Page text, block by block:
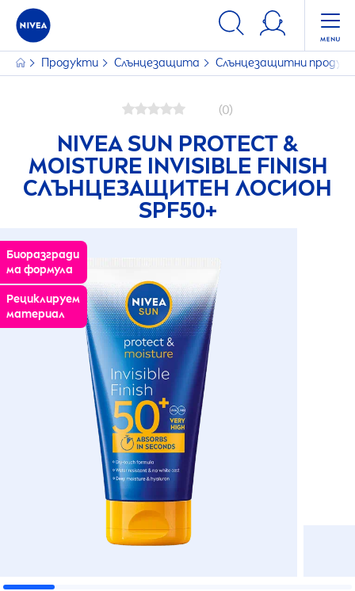
Продукти Слънцезащита Слънцезащитни
(0)
NIVEA SUN PROTECT&
MOISTURE INVISIBLE FINISH
СЛЪНЦЕЗАЩИТЕН ЛОСИОН
SPF50+
Биоразгради
ма формула
Рециклируем
материал